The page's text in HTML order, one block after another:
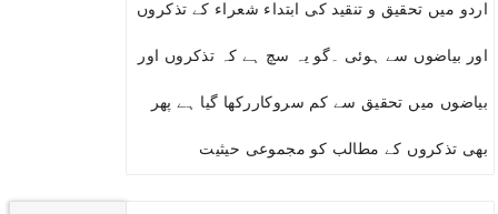
اردو میں تحقیق و تنقید کی ابتداء شعراء کے تذکروں
اور بیاضوں سے ہوئی ۔گو یہ سچ ہے کہ تذکروں اور
بیاضوں میں تحقیق سے کم سروکاررکھا گیا ہے پھر
بھی تذکروں کے مطالب کو مجموعی حیثیت